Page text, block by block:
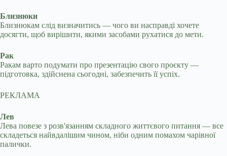
Близнюки
Близнюкам слід визначитись — чого ви насправді хочете
досягти, щоб вирішити, якими засобами рухатися до мети.
Рак
Ракам варто подумати про презентацію свого проєкту —
підготовка, здійснена сьогодні, забезпечить її успіх.
РЕКЛАМА
Лев
Лева повезе з розв'язанням складного життєвого питання — все
складеться найвдалішим чином, ніби одним помахом чарівної
палички.